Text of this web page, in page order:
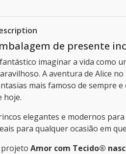
de presente
imaginar a vida como
A aventura de Alice
mais famoso de sempre
hoje.
elegantes e modernos
para qualquer ocasião em
projeto Amor com Tecido®